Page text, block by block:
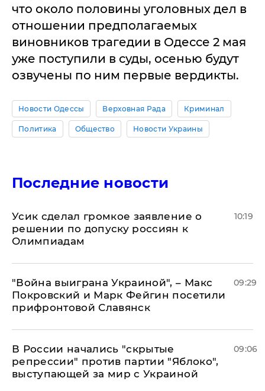
что около половины уголовных дел в
отношении предполагаемых
виновников трагедии в Одессе 2 мая
уже поступили в суды, осенью будут
озвучены по ним первые вердикты.
Новости Одессы Верховная Рада Криминал
Политика Общество Новости Украины
Последние новости
Усик сделал громкое заявление о
решении по допуску россиян к
Олимпиадам
10:19
"Война выиграна Украиной", – Макс
Покровский и Марк Фейгин посетили
прифронтовой Славянск
09:29
В России начались "скрытые
репрессии" против партии "Яблоко",
выступающей за мир с Украиной
09:06